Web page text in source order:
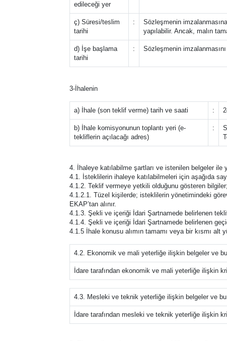
edileceği yer
ç) Süresi/teslim
tarihi
:
Sözleşmenin
yapılabilir. Ancak, malın
d) İşe başlama
tarihi
: Sözleşmenin
3-İhalenin
a) İhale (son teklif verme) tarih ve saati :
b) İhale komisyonunun toplantı yeri (e-
tekliflerin açılacağı adres)
:
4. İhaleye katılabilme şartları ve istenilen belgeler
4.1. İsteklilerin ihaleye katılabilmeleri için aşağıda
4.1.2. Teklif vermeye yetkili olduğunu gösteren bilgiler;
4.1.2.1. Tüzel kişilerde; isteklilerin yönetimindeki
EKAP’tan alınır.
4.1.3. Şekli ve içeriği İdari Şartnamede belirlenen
4.1.4. Şekli ve içeriği İdari Şartnamede belirlenen
4.1.5 İhale konusu alımın tamamı veya bir kısmı alt
4.2. Ekonomik ve mali yeterliğe ilişkin belgeler ve
İdare tarafından ekonomik ve mali yeterliğe ilişkin
4.3. Mesleki ve teknik yeterliğe ilişkin belgeler ve
İdare tarafından mesleki ve teknik yeterliğe ilişkin